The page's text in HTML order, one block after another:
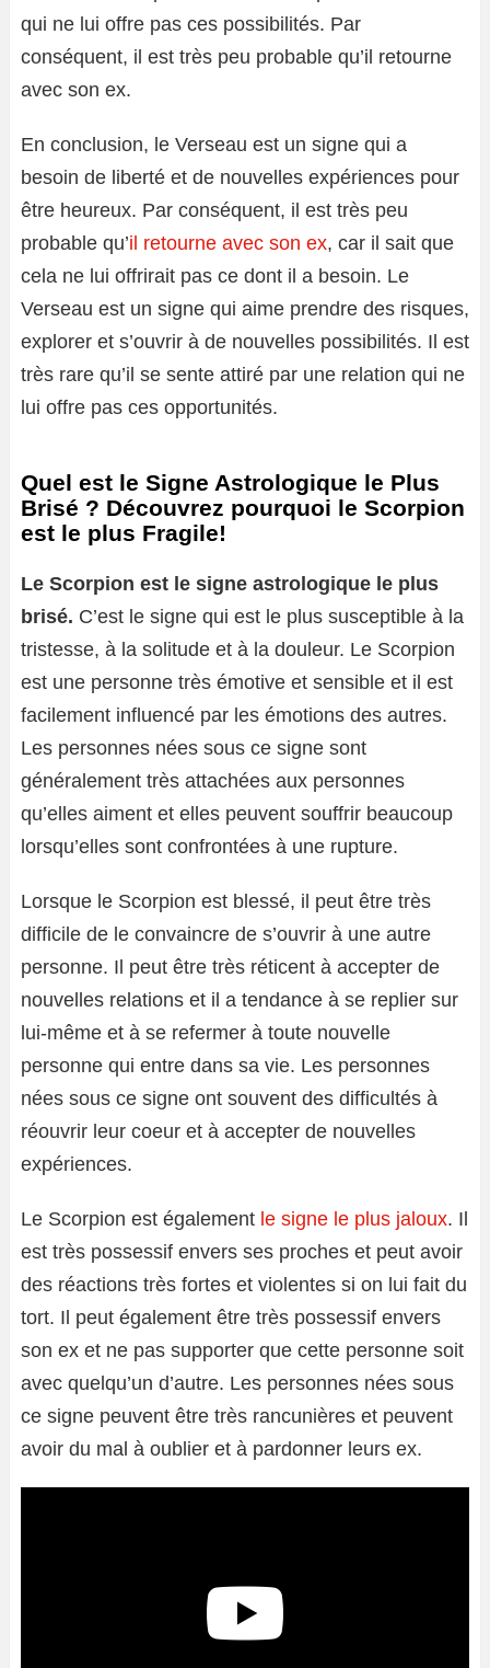
qui ne lui offre pas ces possibilités. Par
conséquent, il est très peu probable qu’il retourne
avec son ex.
En conclusion, le Verseau est un signe qui a
besoin de liberté et de nouvelles expériences pour
être heureux. Par conséquent, il est très peu
probable qu’il retourne avec son ex, car il sait que
cela ne lui offrirait pas ce dont il a besoin. Le
Verseau est un signe qui aime prendre des risques,
explorer et s’ouvrir à de nouvelles possibilités. Il est
très rare qu’il se sente attiré par une relation qui ne
lui offre pas ces opportunités.
Quel est le Signe Astrologique le Plus
Brisé ? Découvrez pourquoi le Scorpion
est le plus Fragile!
Le Scorpion est le signe astrologique le plus
brisé. C’est le signe qui est le plus susceptible à la
tristesse, à la solitude et à la douleur. Le Scorpion
est une personne très émotive et sensible et il est
facilement influencé par les émotions des autres.
Les personnes nées sous ce signe sont
généralement très attachées aux personnes
qu’elles aiment et elles peuvent souffrir beaucoup
lorsqu’elles sont confrontées à une rupture.
Lorsque le Scorpion est blessé, il peut être très
difficile de le convaincre de s’ouvrir à une autre
personne. Il peut être très réticent à accepter de
nouvelles relations et il a tendance à se replier sur
lui-même et à se refermer à toute nouvelle
personne qui entre dans sa vie. Les personnes
nées sous ce signe ont souvent des difficultés à
réouvrir leur coeur et à accepter de nouvelles
expériences.
Le Scorpion est également le signe le plus jaloux. Il
est très possessif envers ses proches et peut avoir
des réactions très fortes et violentes si on lui fait du
tort. Il peut également être très possessif envers
son ex et ne pas supporter que cette personne soit
avec quelqu’un d’autre. Les personnes nées sous
ce signe peuvent être très rancunières et peuvent
avoir du mal à oublier et à pardonner leurs ex.